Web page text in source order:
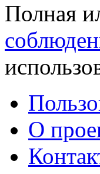
Полная
О